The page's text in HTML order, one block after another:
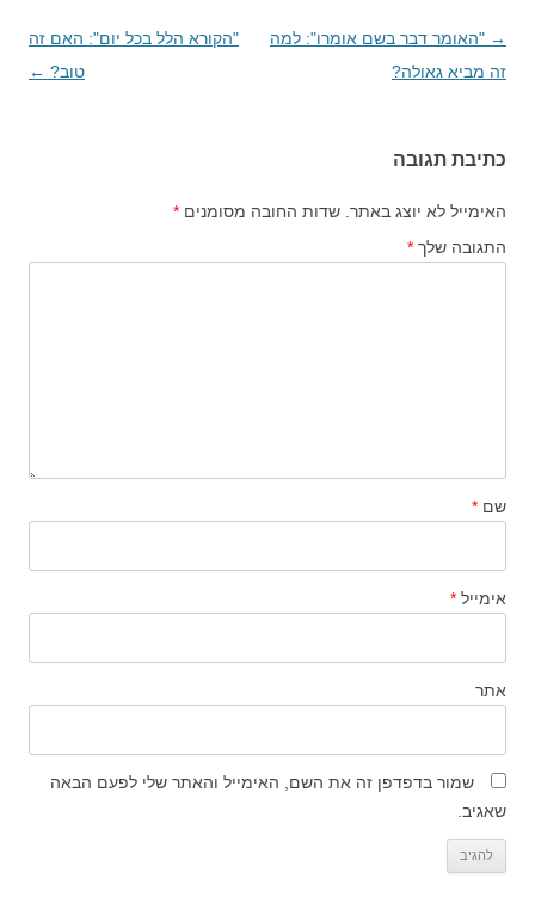
ניווט
בפוסטים
→ "האומר דבר בשם אומרו": למה
זה מביא גאולה?
"הקורא הלל בכל יום": האם זה
טוב? ←
כתיבת תגובה
האימייל לא יוצג באתר. שדות החובה מסומנים *
התגובה שלך *
שם *
אימייל *
אתר
שמור בדפדפן זה את השם, האימייל והאתר שלי לפעם הבאה
שאגיב.